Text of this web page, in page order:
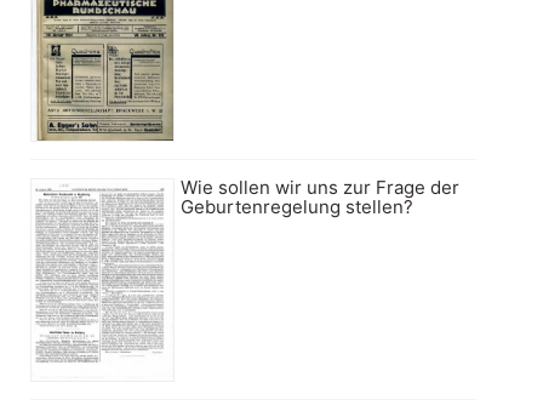
Wie sollen wir uns zur Frage der
Geburtenregelung stellen?